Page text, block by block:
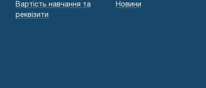
Вартість навчання та
реквізити
Новини